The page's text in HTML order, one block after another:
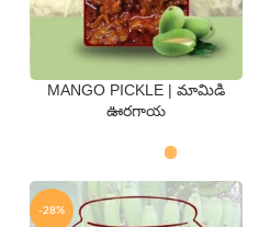
QTY
MANGO PICKLE | మామిడి
ఊరగాయ
-28%